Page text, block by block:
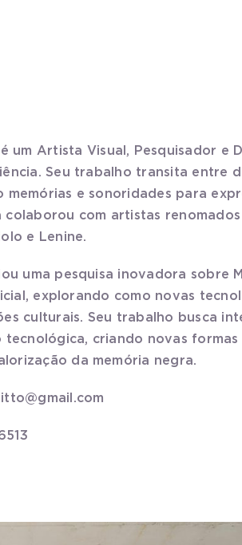
é um Artista Visual, Pesquisador e
Seu trabalho transita entre
memórias e sonoridades para
colaborou com artistas
e Lenine.
uma pesquisa inovadora sobre
explorando como novas
culturais. Seu trabalho busca
tecnológica, criando novas formas
da memória negra.